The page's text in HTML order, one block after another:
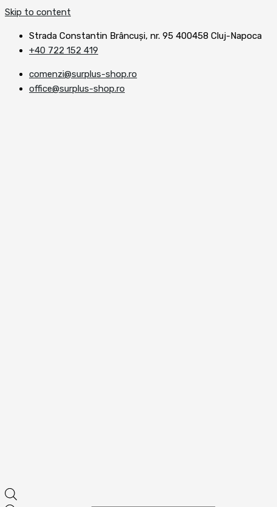
Skip to content
Strada Constantin Brâncuşi, nr. 95 400458 Cluj-Napoca
+40 722 152 419
comenzi@surplus-shop.ro
office@surplus-shop.ro